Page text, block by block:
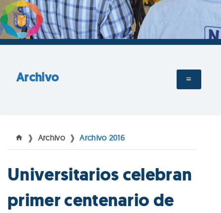
Archivo
Archivo Archivo 2016
Universitarios celebran
primer centenario de